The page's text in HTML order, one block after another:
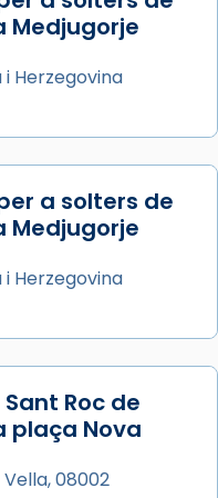
al voltant
de les santes.
un grup de
propis. Festa
ves per les
juntament amb el
dels que
Jesús.
fou el primer
Medjugorje
i Herzegovina
a solters de
Medjugorje
i Herzegovina
Roc de
plaça Nova
08002